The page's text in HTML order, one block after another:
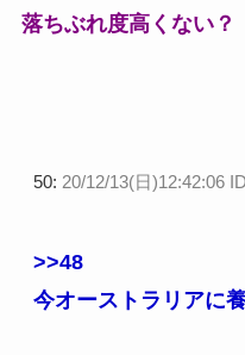
落ちぶれ度高くない？
50: 20/12/13(日)12:42:06
>>48
今オーストラリアに